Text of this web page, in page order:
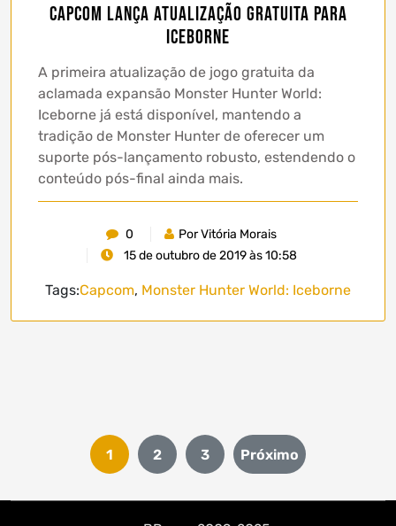
Capcom lança atualização Gratuita para
Iceborne
A primeira atualização de jogo gratuita da
aclamada expansão Monster Hunter World:
Iceborne já está disponível, mantendo a
tradição de Monster Hunter de oferecer um
suporte pós-lançamento robusto, estendendo o
conteúdo pós-final ainda mais.
0
Por Vitória Morais
15 de outubro de 2019 às 10:58
Tags:Capcom, Monster Hunter World: Iceborne
Paginação
de
posts
1 2 3 Próximo